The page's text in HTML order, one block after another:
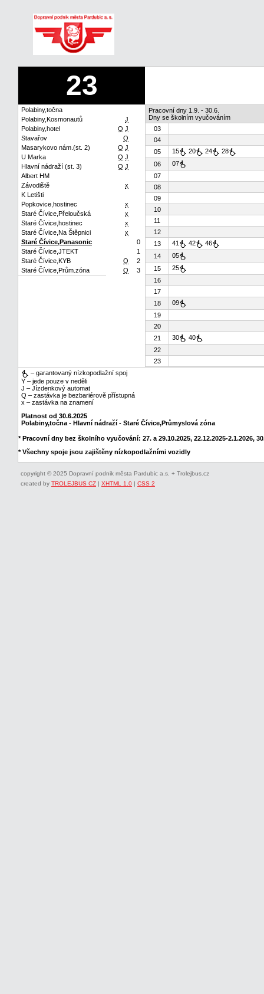
23
Polabiny,točna
Polabiny,Kosmonautů
J
Polabiny,hotel
Q J
Stavařov
Q
Masarykovo nám.(st. 2)
Q J
U Marka
Q J
Hlavní nádraží (st. 3)
Q J
Albert HM
Závodiště
x
K Letišti
Popkovice,hostinec
x
Staré Čívice,Přeloučská
x
Staré Čívice,hostinec
x
Staré Čívice,Na Štěpnici
x
Staré Čívice,Panasonic
0
Staré Čívice,JTEKT
1
Staré Čívice,KYB
Q
2
Staré Čívice,Prům.zóna
Q 3
Pracovní dny 1.9. - 30.6.
Dny se školním vyučováním
03
04
05
15 20 24
28
06
07
07
08
09
10
11
12
13
41 42
46
14
05
15
25
16
17
18
09
19
20
21
30
40
22
23
– garantovaný nízkopodlažní spoj
Y – jede pouze v neděli
J – Jízdenkový automat
Q – zastávka je bezbariérově přístupná
x – zastávka na znamení
Platnost od 30.6.2025
Polabiny,točna - Hlavní nádraží - Staré Čívice,Průmyslová zóna
* Pracovní dny bez školního vyučování: 27. a 29.10.2025, 22.12.2025-2.1.2026,
* Všechny spoje jsou zajištěny nízkopodlažními vozidly
copyright © 2025 Dopravní podnik města Pardubic a.s. + Trolejbus.cz
created by TROLEJBUS CZ | XHTML 1.0 | CSS 2